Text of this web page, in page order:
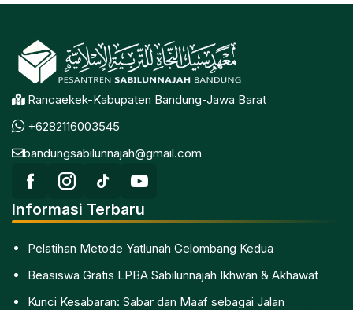
Rancaekek-Kabupaten Bandung-Jawa Barat
+6282116003545
bandungsabilunnajah@gmail.com
Informasi Terbaru
Pelatihan Metode Yatlunah Gelombang Kedua
Beasiswa Gratis LPBA Sabilunnajah Ikhwan & Akhawat
Kunci Kesabaran: Sabar dan Maaf sebagai Jalan